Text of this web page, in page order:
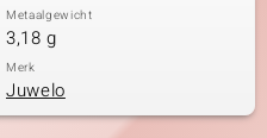
Metaalgewicht
3,18 g
Merk
Juwelo